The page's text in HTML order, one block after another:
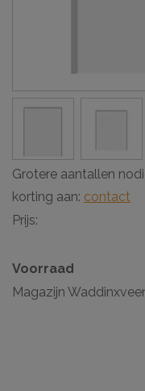
Grotere aantallen
korting aan: contact
Prijs:
Voorraad
Magazijn